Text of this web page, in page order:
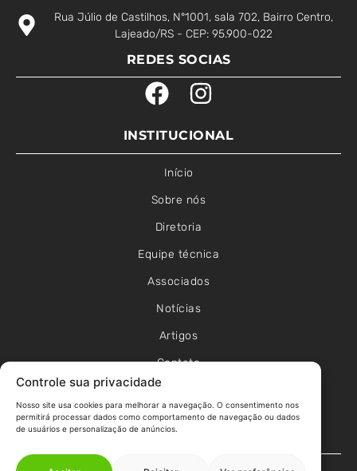
Controle sua privacidade
Nosso site usa cookies para melhorar a navegação. O consentimento nos
permitirá processar dados como comportamento de navegação ou dados
de usuários e personalização de anúncios.
Rua Júlio de Castilhos, N°1001, sala 702, Bairro Centro,
Lajeado/RS - CEP: 95.900-022
REDES SOCIAS
INSTITUCIONAL
Início
Sobre nós
Diretoria
Equipe técnica
Associados
Notícias
Artigos
Contato
Política de Privacidade
Política de Cookies